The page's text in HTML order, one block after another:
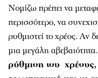
ρυθμιστεί το χρέος. Αν
μια μεγάλη αβεβαιότητα.
ρύθμιση του
ερωτηματικά και οι